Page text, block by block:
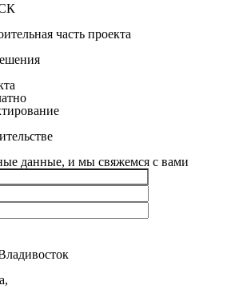
часть проекта
данные, и мы свяжемся с вами